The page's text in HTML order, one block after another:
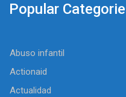
Popular
Abuso infantil
Actionaid
Actualidad